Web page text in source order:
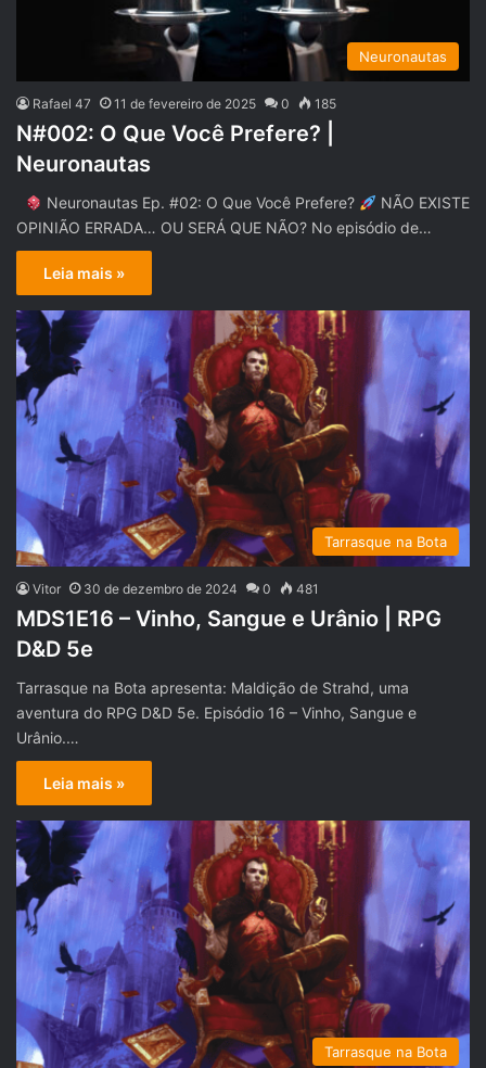
Neuronautas
Rafael 47 11 de fevereiro de 2025 0 185
N#002: O Que Você Prefere? |
Neuronautas
Neuronautas Ep. #02: O Que Você Prefere?
NÃO EXISTE
OPINIÃO ERRADA… OU SERÁ QUE NÃO? No episódio de…
Leia mais »
Tarrasque na Bota
Vitor 30 de dezembro de 2024 0 481
MDS1E16 – Vinho, Sangue e Urânio | RPG
D&D 5e
Tarrasque na Bota apresenta: Maldição de Strahd, uma
aventura do RPG D&D 5e. Episódio 16 – Vinho, Sangue e
Urânio.…
Leia mais »
Tarrasque na Bota